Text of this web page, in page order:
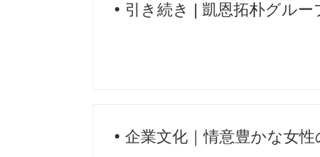
引き続き | 凱恩拓朴グル
企業文化｜情意豊かな女